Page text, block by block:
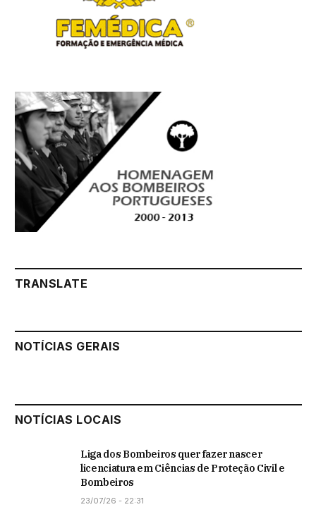
TRANSLATE
NOTÍCIAS GERAIS
NOTÍCIAS LOCAIS
Liga dos Bombeiros quer fazer nascer
licenciatura em Ciências de Proteção Civil e
Bombeiros
23/07/26 - 22:31